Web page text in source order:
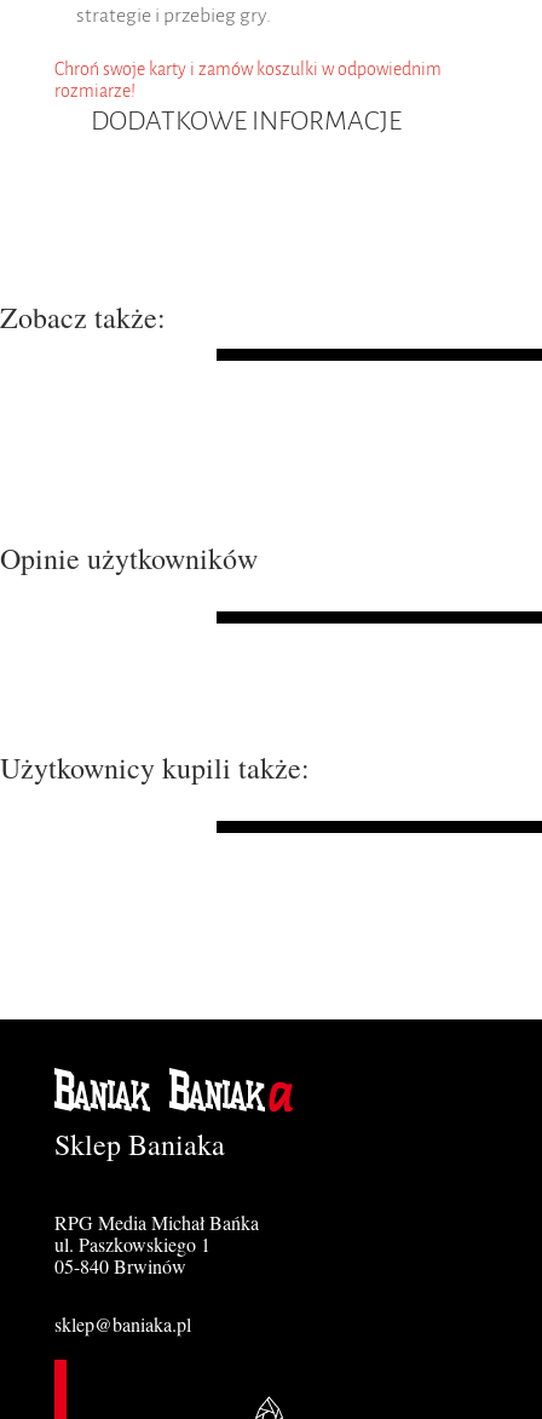
strategie i przebieg gry.
Chroń swoje karty i zamów koszulki w odpowiednim
rozmiarze!
DODATKOWE INFORMACJE
Zobacz także:
Opinie użytkowników
Użytkownicy kupili także:
Sklep Baniaka
RPG Media Michał Bańka
ul. Paszkowskiego 1
05-840 Brwinów
sklep@baniaka.pl